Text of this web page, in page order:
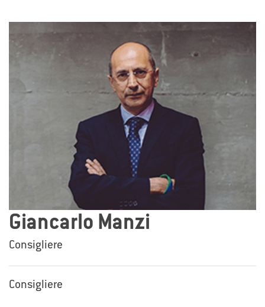
Giancarlo Manzi
Consigliere
Consigliere